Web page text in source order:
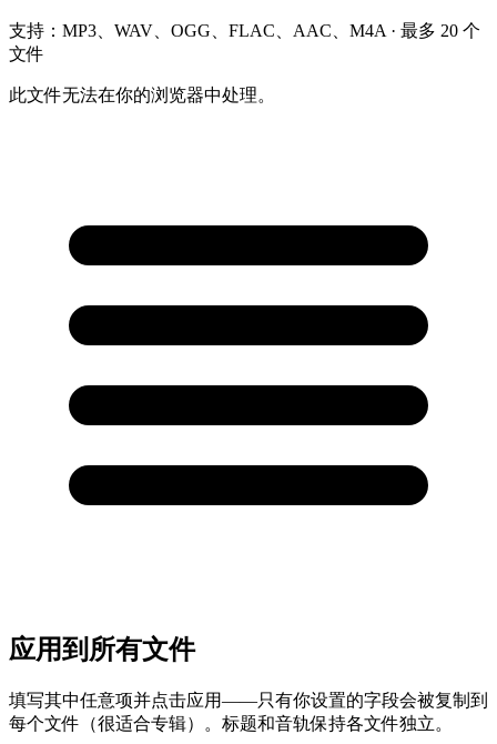
支持：MP3、WAV、OGG、FLAC、AAC、M4A · 最多 20 个
文件
此文件无法在你的浏览器中处理。
应用到所有文件
填写其中任意项并点击应用——只有你设置的字段会被复制到
每个文件（很适合专辑）。标题和音轨保持各文件独立。